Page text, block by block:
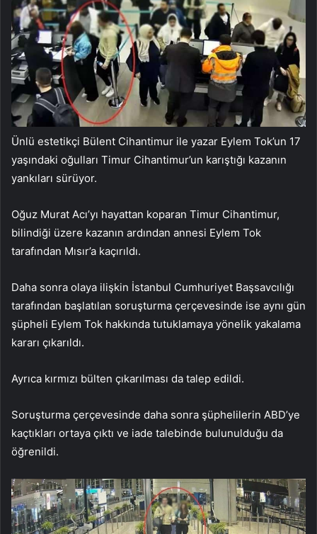
Ünlü estetikçi Bülent Cihantimur ile yazar Eylem Tok’un 17
yaşındaki oğulları Timur Cihantimur’un karıştığı kazanın
yankıları sürüyor.
Oğuz Murat Acı’yı hayattan koparan Timur Cihantimur,
bilindiği üzere kazanın ardından annesi Eylem Tok
tarafından Mısır’a kaçırıldı.
Daha sonra olaya ilişkin İstanbul Cumhuriyet Başsavcılığı
tarafından başlatılan soruşturma çerçevesinde ise aynı gün
şüpheli Eylem Tok hakkında tutuklamaya yönelik yakalama
kararı çıkarıldı.
Ayrıca kırmızı bülten çıkarılması da talep edildi.
Soruşturma çerçevesinde daha sonra şüphelilerin ABD’ye
kaçtıkları ortaya çıktı ve iade talebinde bulunulduğu da
öğrenildi.